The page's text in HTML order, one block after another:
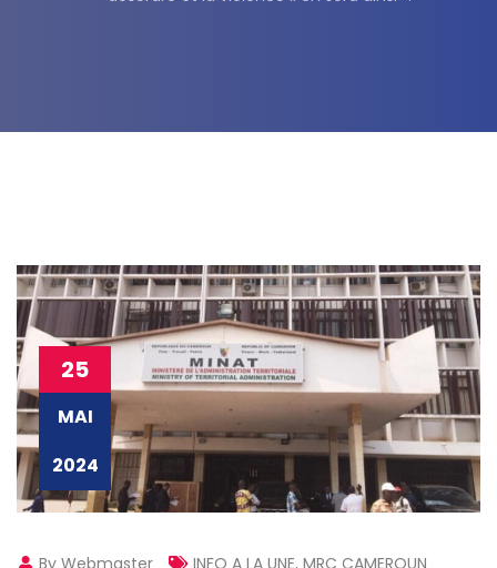
25
MAI
2024
By Webmaster INFO A LA UNE, MRC CAMEROUN